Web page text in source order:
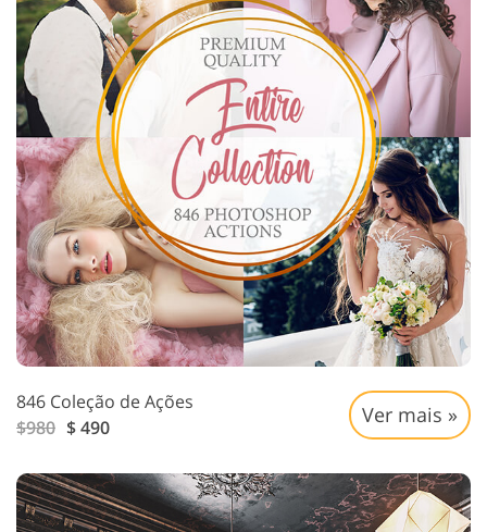
846 Coleção de Ações
$980 $ 490
Ver mais »